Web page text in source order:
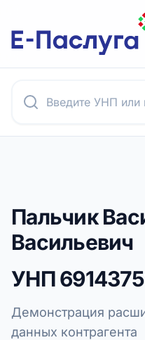
Пальчик
Васильевич
УНП
Демонстрация
данных контрагента